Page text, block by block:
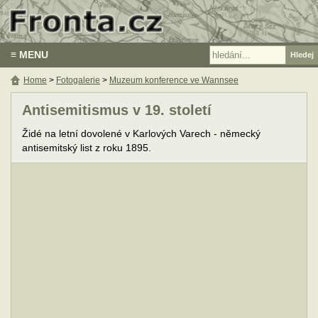
≡ MENU
Antisemitismus v 19. století
Židé na letní dovolené v Karlových Varech - německý
antisemitský list z roku 1895.
Home > Fotogalerie > Muzeum konference ve Wannsee